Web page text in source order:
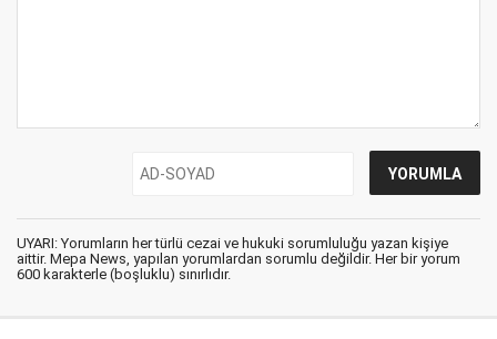
UYARI: Yorumların her türlü cezai ve hukuki sorumluluğu yazan kişiye
aittir. Mepa News, yapılan yorumlardan sorumlu değildir. Her bir yorum
600 karakterle (boşluklu) sınırlıdır.